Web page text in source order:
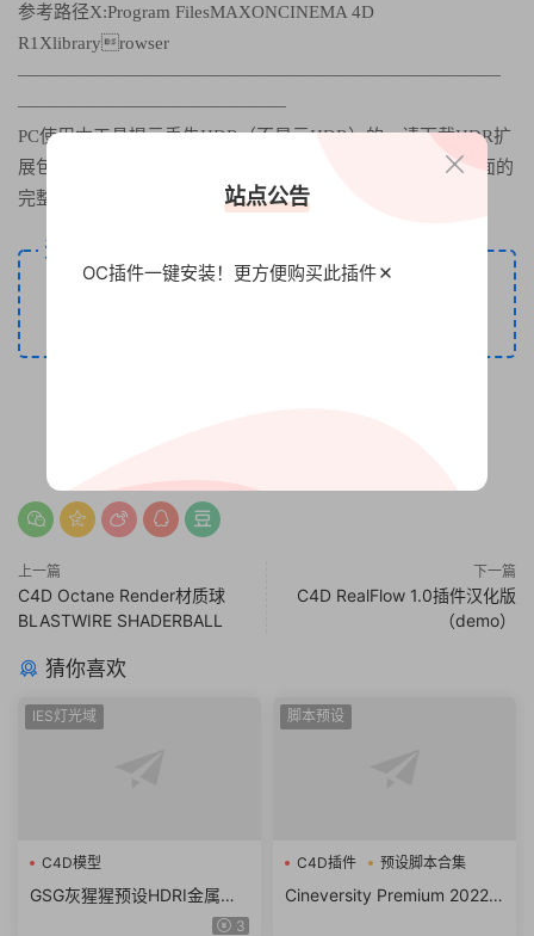
参考路径X:Program FilesMAXONCINEMA 4D
R1Xlibraryrowser
———————————————————————————
———————————————
PC使用本工具提示丢失HDR（不显示HDR）的，请下载HDR扩
展包，
按照上面PC安装步骤的第2步安装，或者重新下载下面的
完整版重新安装即可！
资源下载
百度网盘 立即下载 （提取码: cq6t）
上一篇
C4D Octane Render材质球
BLASTWIRE SHADERBALL
下一篇
C4D RealFlow 1.0插件汉化版
（demo）
猜你喜欢
IES灯光域
C4D模型
GSG灰猩猩预设HDRI金属产
品场景渲染 hdr灯光预设 支持
3
脚本预设
C4D插件 预设脚本合集
Cineversity Premium 2022 F
站点公告
OC插件一键安装！更方便购买此插件